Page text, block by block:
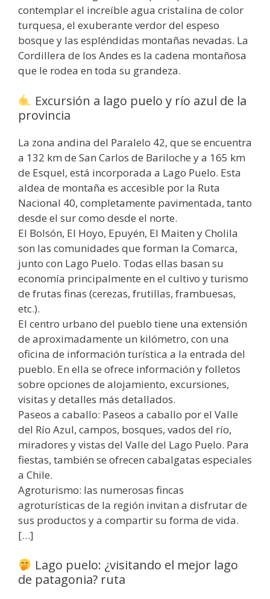
contemplar el increíble agua cristalina de color
turquesa, el exuberante verdor del espeso
bosque y las espléndidas montañas nevadas. La
Cordillera de los Andes es la cadena montañosa
que le rodea en toda su grandeza.
Excursión a lago puelo y río azul de la
provincia
La zona andina del Paralelo 42, que se encuentra
a 132 km de San Carlos de Bariloche y a 165 km
de Esquel, está incorporada a Lago Puelo. Esta
aldea de montaña es accesible por la Ruta
Nacional 40, completamente pavimentada, tanto
desde el sur como desde el norte.
El Bolsón, El Hoyo, Epuyén, El Maiten y Cholila
son las comunidades que forman la Comarca,
junto con Lago Puelo. Todas ellas basan su
economía principalmente en el cultivo y turismo
de frutas finas (cerezas, frutillas, frambuesas,
etc.).
El centro urbano del pueblo tiene una extensión
de aproximadamente un kilómetro, con una
oficina de información turística a la entrada del
pueblo. En ella se ofrece información y folletos
sobre opciones de alojamiento, excursiones,
visitas y detalles más detallados.
Paseos a caballo: Paseos a caballo por el Valle
del Río Azul, campos, bosques, vados del río,
miradores y vistas del Valle del Lago Puelo. Para
fiestas, también se ofrecen cabalgatas especiales
a Chile.
Agroturismo: las numerosas fincas
agroturísticas de la región invitan a disfrutar de
sus productos y a compartir su forma de vida.
[…]
Lago puelo: ¿visitando el mejor lago
de patagonia? ruta